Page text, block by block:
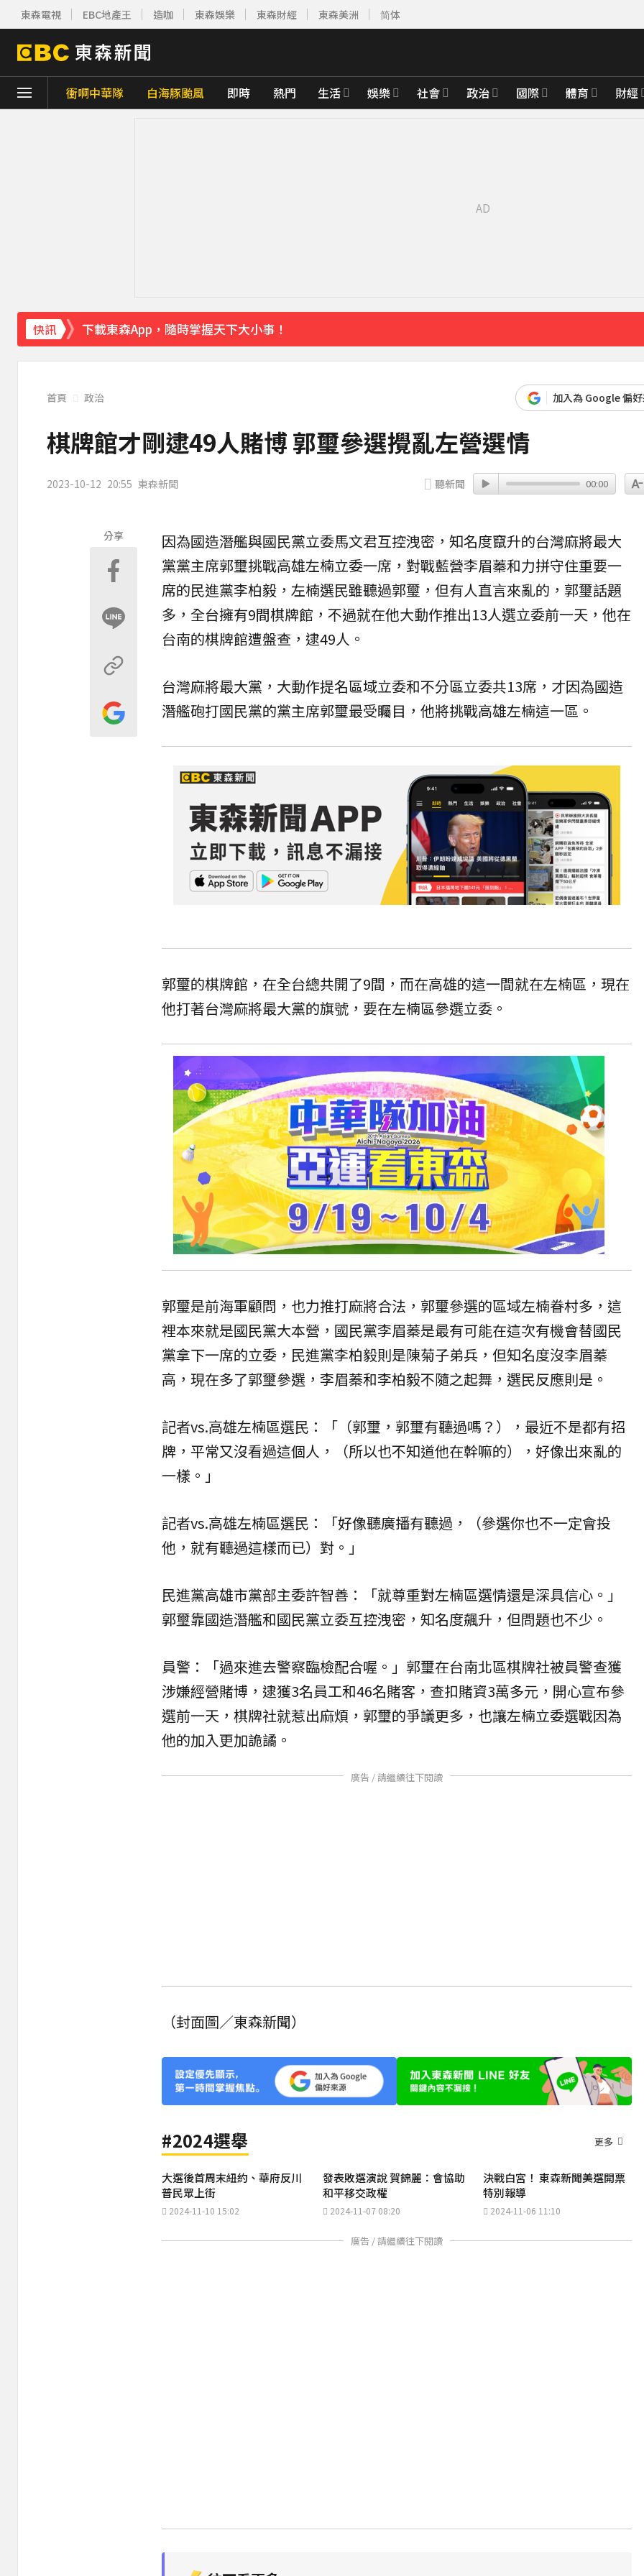
東森電視 EBC地產王 造咖 東森娛樂 東森財經 東森美洲 简体
衝啊中華隊 白海豚颱風 即時 熱門 生活 娛樂 社會 政治 國際 體育 財經
快訊
下載東森App，隨時掌握天下大小事！
《理財達人秀》X 安聯投信免費講座報名中！搶先卡位 2027
首頁 政治 加入為 Google 偏
棋牌館才剛逮49人賭博 郭璽參選攪亂左營選情
2023-10-12 20:55 東森新聞 聽新聞 00:00
分享 因為國造潛艦與國民黨立委馬文君互控洩密，知名度竄升的台灣麻將最大
黨黨主席郭璽挑戰高雄左楠立委一席，對戰藍營李眉蓁和力拼守住重要一
席的民進黨李柏毅，左楠選民雖聽過郭璽，但有人直言來亂的，郭璽話題
多，全台擁有9間棋牌館，不過就在他大動作推出13人選立委前一天，他在
台南的棋牌館遭盤查，逮49人。
台灣麻將最大黨，大動作提名區域立委和不分區立委共13席，才因為國造
潛艦砲打國民黨的黨主席郭璽最受矚目，他將挑戰高雄左楠這一區。
郭璽的棋牌館，在全台總共開了9間，而在高雄的這一間就在左楠區，現在
他打著台灣麻將最大黨的旗號，要在左楠區參選立委。
郭璽是前海軍顧問，也力推打麻將合法，郭璽參選的區域左楠眷村多，這
裡本來就是國民黨大本營，國民黨李眉蓁是最有可能在這次有機會替國民
黨拿下一席的立委，民進黨李柏毅則是陳菊子弟兵，但知名度沒李眉蓁
高，現在多了郭璽參選，李眉蓁和李柏毅不隨之起舞，選民反應則是。
記者vs.高雄左楠區選民：「（郭璽，郭璽有聽過嗎？），最近不是都有招
牌，平常又沒看過這個人，（所以也不知道他在幹嘛的），好像出來亂的
一樣。」
記者vs.高雄左楠區選民：「好像聽廣播有聽過，（參選你也不一定會投
他，就有聽過這樣而已）對。」
民進黨高雄市黨部主委許智善：「就尊重對左楠區選情還是深具信心。」
郭璽靠國造潛艦和國民黨立委互控洩密，知名度飆升，但問題也不少。
員警：「過來進去警察臨檢配合喔。」郭璽在台南北區棋牌社被員警查獲
涉嫌經營賭博，逮獲3名員工和46名賭客，查扣賭資3萬多元，開心宣布參
選前一天，棋牌社就惹出麻煩，郭璽的爭議更多，也讓左楠立委選戰因為
他的加入更加詭譎。
廣告 / 請繼續往下閱讀
（封面圖／東森新聞）
#2024選舉 更多
大選後首周末紐約、華府反川
普民眾上街
2024-11-10 15:02
發表敗選演說 賀錦麗：會協助
和平移交政權
2024-11-07 08:20
決戰白宮！ 東森新聞美選開票
特別報導
2024-11-06 11:10
廣告 / 請繼續往下閱讀